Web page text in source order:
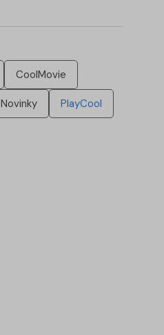
CoolMovie
Novinky PlayCool